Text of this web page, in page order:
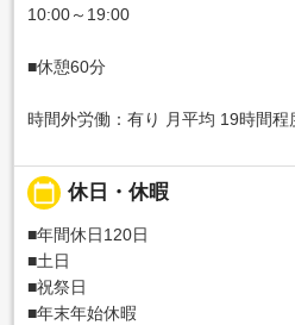
10:00～19:00
■休憩60分
時間外労働：有り 月平均 19時間程
calendar_today 休日・休暇
■年間休日120日
■土日
■祝祭日
■年末年始休暇